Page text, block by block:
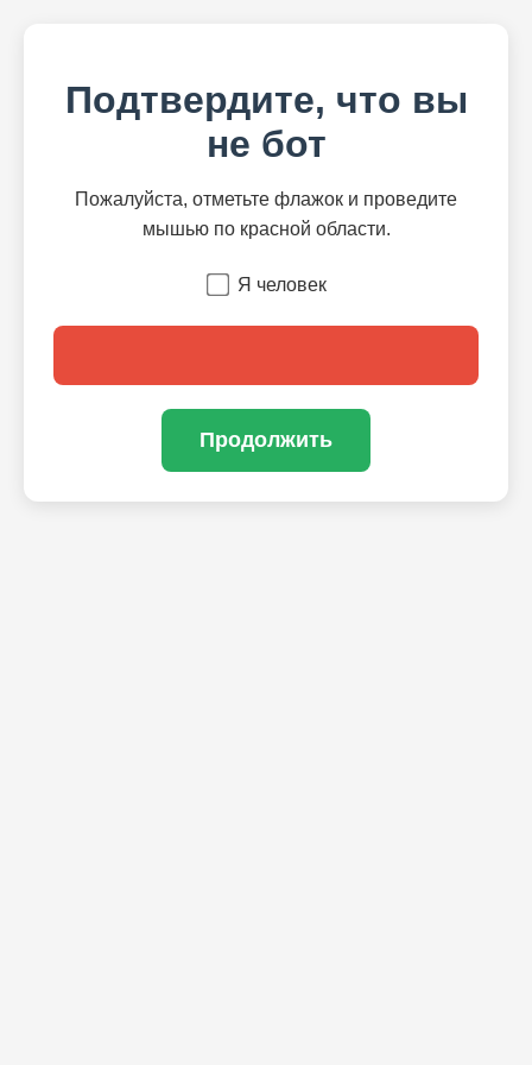
Подтвердите, что вы
не бот
Пожалуйста, отметьте флажок и проведите
мышью по красной области.
Я человек
Продолжить